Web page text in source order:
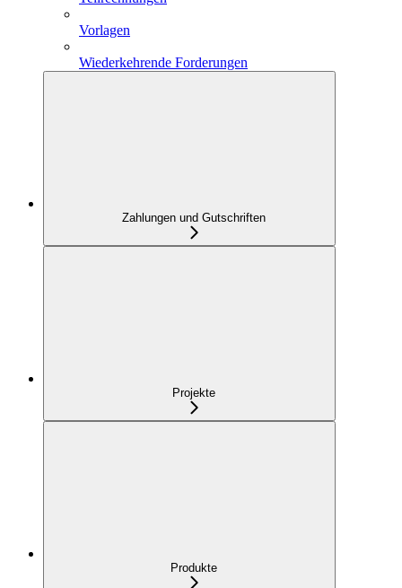
Vorlagen
Wiederkehrende Forderungen
Zahlungen und Gutschriften
Projekte
Produkte